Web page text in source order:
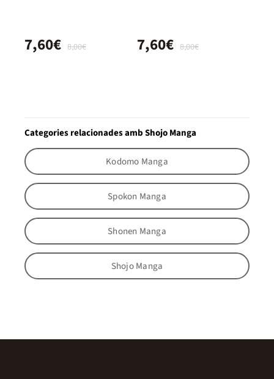
8,00€
7,60€ 8,00€
7,60€
Categories relacionades amb Shojo Manga
Kodomo Manga
Spokon Manga
Shonen Manga
Shojo Manga